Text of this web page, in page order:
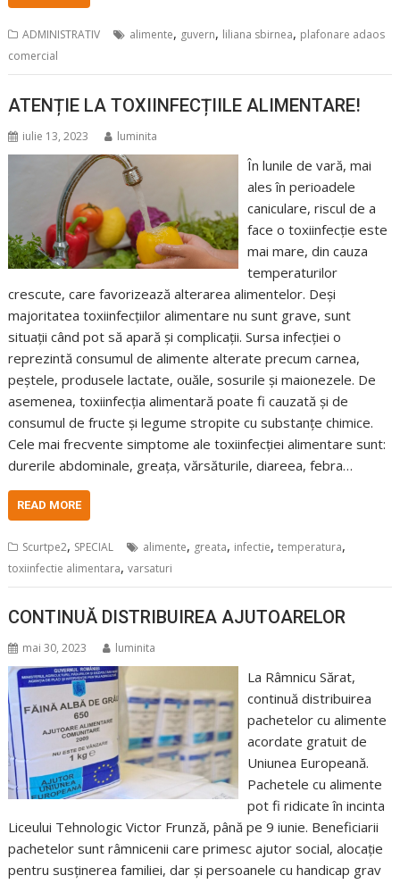
ADMINISTRATIV alimente, guvern, liliana sbirnea, plafonare adaos
comercial
ATENȚIE LA TOXIINFECȚIILE ALIMENTARE!
iulie 13, 2023 luminita
În lunile de vară, mai
ales în perioadele
caniculare, riscul de a
face o toxiinfecție este
mai mare, din cauza
temperaturilor
crescute, care favorizează alterarea alimentelor. Deși
majoritatea toxiinfecțiilor alimentare nu sunt grave, sunt
situații când pot să apară și complicații. Sursa infecției o
reprezintă consumul de alimente alterate precum carnea,
peștele, produsele lactate, ouăle, sosurile și maionezele. De
asemenea, toxiinfecția alimentară poate fi cauzată și de
consumul de fructe și legume stropite cu substanțe chimice.
Cele mai frecvente simptome ale toxiinfecției alimentare sunt:
durerile abdominale, greața, vărsăturile, diareea, febra…
READ MORE
Scurtpe2, SPECIAL alimente, greata, infectie,temperatura,
toxiinfectie alimentara,varsaturi
CONTINUĂ DISTRIBUIREA AJUTOARELOR
mai 30, 2023 luminita
La Râmnicu Sărat,
continuă distribuirea
pachetelor cu alimente
acordate gratuit de
Uniunea Europeană.
Pachetele cu alimente
pot fi ridicate în incinta
Liceului Tehnologic Victor Frunză, până pe 9 iunie. Beneficiarii
pachetelor sunt râmnicenii care primesc ajutor social, alocație
pentru susținerea familiei, dar și persoanele cu handicap grav